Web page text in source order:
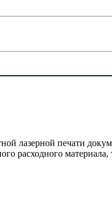
лазерной печати
расходного материала,